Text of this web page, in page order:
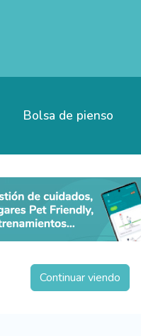
Bolsa de pienso
Continuar viendo